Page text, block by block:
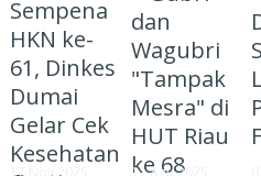
17 Nov 2025 11 Agu 2025